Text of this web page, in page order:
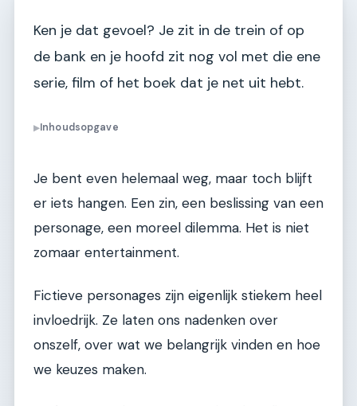
Ken je dat gevoel? Je zit in de trein of op
de bank en je hoofd zit nog vol met die ene
serie, film of het boek dat je net uit hebt.
▶Inhoudsopgave
Je bent even helemaal weg, maar toch blijft
er iets hangen. Een zin, een beslissing van een
personage, een moreel dilemma. Het is niet
zomaar entertainment.
Fictieve personages zijn eigenlijk stiekem heel
invloedrijk. Ze laten ons nadenken over
onszelf, over wat we belangrijk vinden en hoe
we keuzes maken.